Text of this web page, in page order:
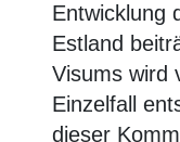
Entwicklung
Estland
Visums wird
Einzelfall
dieser